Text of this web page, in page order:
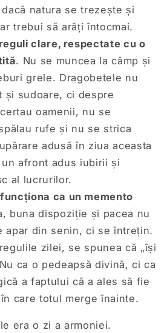
natura se trezește și
trebui să arăți întocmai.
clare, respectate cu o
. Nu se muncea la câmp și
grele. Dragobetele nu
și sudoare, ci despre
oamenii, nu se
rufe și nu se strica
adusă în ziua aceasta
afront adus iubirii și
al lucrurilor.
ca un memento
buna dispoziție și pacea nu
apar din senin, ci se întrețin.
zilei, se spunea că „își
ca o pedeapsă divină, ci ca
a faptului că a ales să fie
care totul merge înainte.
era o zi a armoniei.